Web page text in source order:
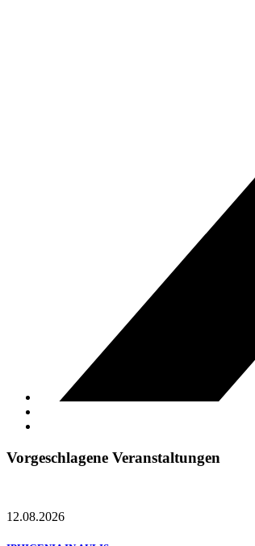
Vorgeschlagene Veranstaltungen
12.08.2026